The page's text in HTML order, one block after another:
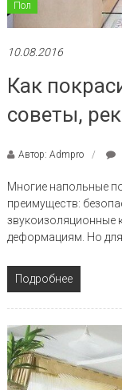
Пол
10.08.2016
Как
советы,
Автор: Admpro
Многие напольные
преимуществ:
звукоизоляционные
деформациям. Но для
Подробнее